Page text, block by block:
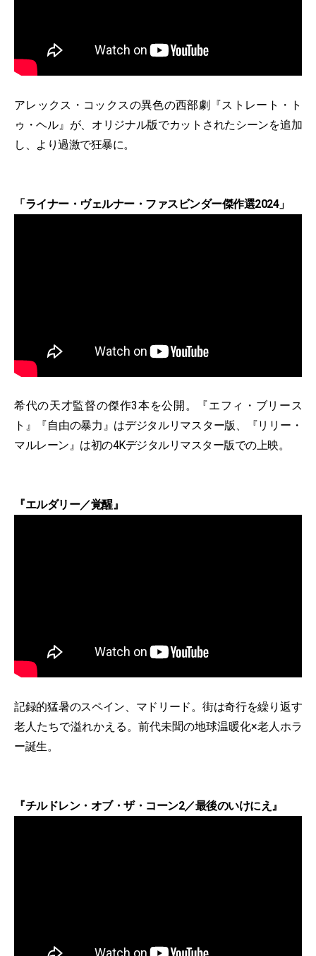
アレックス・コックスの異色の西部劇『ストレート・ト
ゥ・ヘル』が、オリジナル版でカットされたシーンを追加
し、より過激で狂暴に。
「ライナー・ヴェルナー・ファスビンダー傑作選2024」
希代の天才監督の傑作3本を公開。『エフィ・ブリース
ト』『自由の暴力』はデジタルリマスター版、『リリー・
マルレーン』は初の4Kデジタルリマスター版での上映。
『エルダリー／覚醒』
記録的猛暑のスペイン、マドリード。街は奇行を繰り返す
老人たちで溢れかえる。前代未聞の地球温暖化×老人ホラ
ー誕生。
『チルドレン・オブ・ザ・コーン2／最後のいけにえ』